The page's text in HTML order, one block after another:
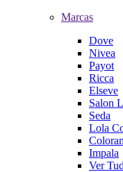
Marcas
Dove
Nivea
Payot
Ricca
Elseve
Salon
Seda
Lola
Impala
Ver